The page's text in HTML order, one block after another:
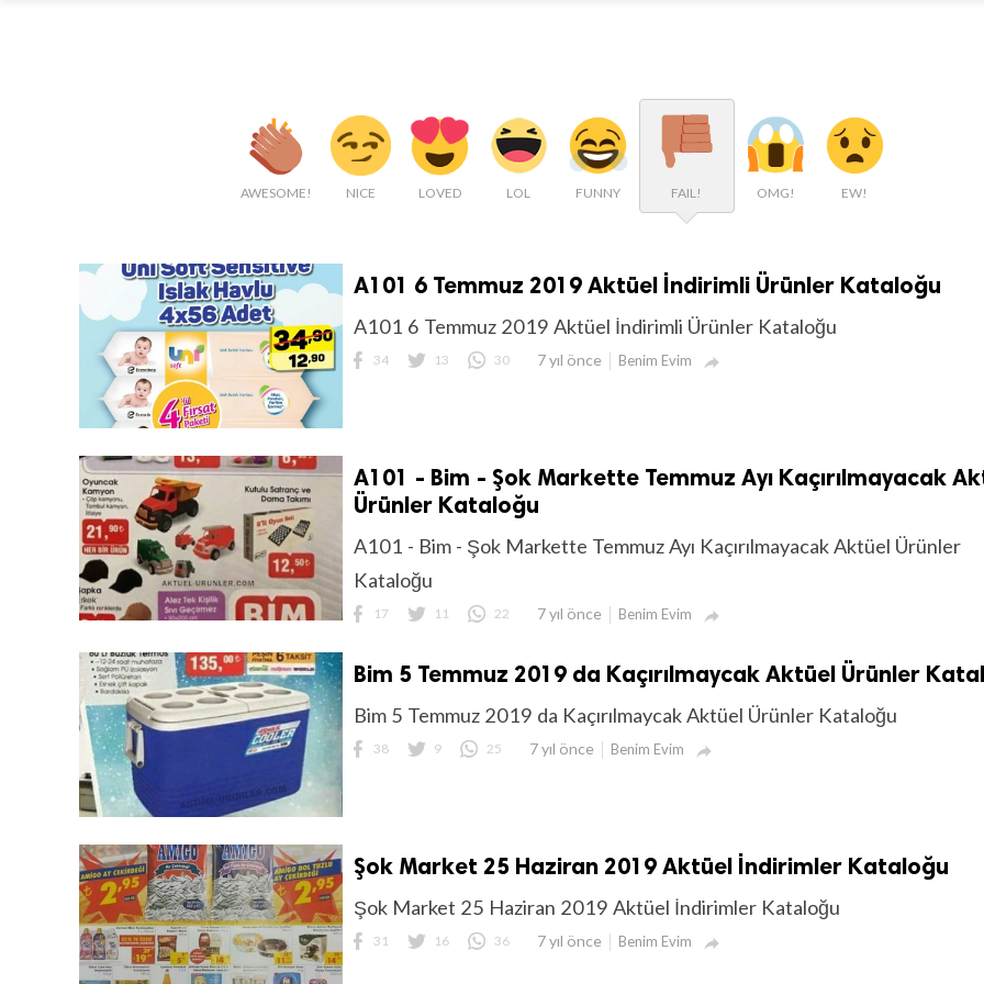
AWESOME! NICE LOVED LOL FUNNY FAIL! OMG! EW!
A101 6 Temmuz 2019 Aktüel İndirimli Ürünler Kataloğu
A101 6 Temmuz 2019 Aktüel İndirimli Ürünler Kataloğu
34 13 30 7 yıl önce Benim Evim 
A101 - Bim - Şok Markette Temmuz Ayı Kaçırılmayacak
Ürünler Kataloğu
A101 - Bim - Şok Markette Temmuz Ayı Kaçırılmayacak Aktüel Ürünler
Kataloğu
17 11 22 7 yıl önce Benim Evim 
Bim 5 Temmuz 2019 da Kaçırılmaycak Aktüel Ürünler
Bim 5 Temmuz 2019 da Kaçırılmaycak Aktüel Ürünler Kataloğu
38 9 25 7 yıl önce Benim Evim 
Şok Market 25 Haziran 2019 Aktüel İndirimler Kataloğu
Şok Market 25 Haziran 2019 Aktüel İndirimler Kataloğu
31 16 36 7 yıl önce Benim Evim 